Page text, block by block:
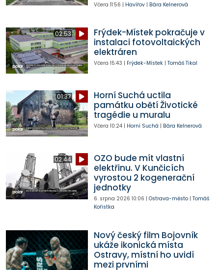
Včera 11:56 | Havířov| Bára Kelnerová
02:53
Frýdek-Místek pokračuje v
instalaci fotovoltaických
elektráren
Včera 15:43 | Frýdek-Místek| Tomáš Tikal
01:37
Horní Suchá uctila
památku obětí Životické
tragédie u muralu
Včera 10:24| Horní Suchá | Bára Kelnerová
02:44
OZO bude mít vlastní
elektřinu. V Kunčicích
vyrostou 2 kogenerační
jednotky
6. srpna 2026 10:06 | Ostrava-město| Tomáš
Kořistka
Nový český film Bojovník
ukáže ikonická místa
Ostravy, místní ho uvidí
mezi prvními